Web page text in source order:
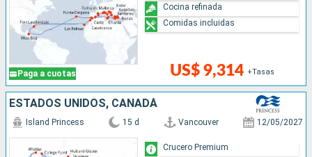
Paga a cuotas US$ 9,314 +Tasas
Cocina refinada
Comidas incluidas
ESTADOS UNIDOS, CANADÁ
Island Princess 15 d Vancouver 12/05/2027
Crucero Premium